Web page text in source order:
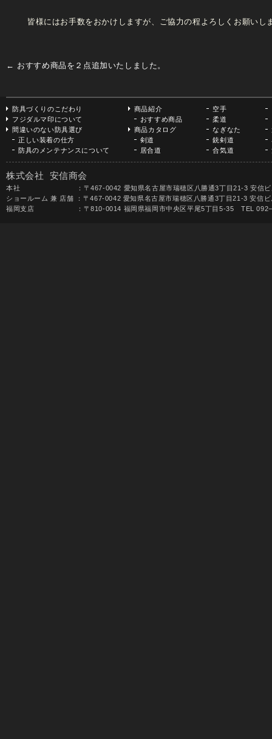
皆様にはお手数をおかけしますが、ご協力の程よろしくお願いし
← おすすめ商品を２点追加いたしました。
防具づくりのこだわり
フジダルマ印について
間違いのない防具選び
正しい装着の仕方
防具のメンテナンスについて
商品紹介
おすすめ商品
商品カタログ
剣道
居合道
空手
柔道
なぎなた
銃剣道
合気道
株式会社 安信商会
本社 ：〒467-0042 愛知県名古屋市瑞穂区八勝通3丁目21-3 安信ビル
ショールーム 兼 店舗 ：〒467-0042 愛知県名古屋市瑞穂区八勝通3丁目21-3 安
福岡支店 ：〒810-0014 福岡県福岡市中央区平尾5丁目5-35 TEL